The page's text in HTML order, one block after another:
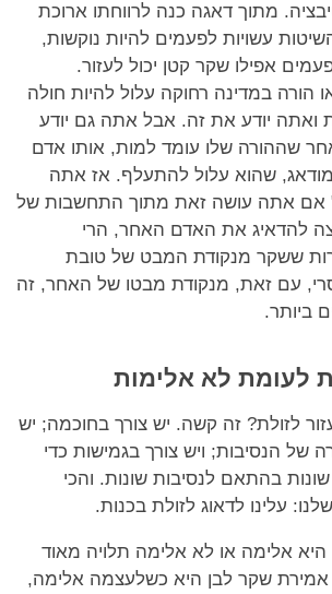
מתוך דאגה כנה לרווחתו ארוכת
עשויות לפעמים להיות נוקשות,
אפילו שקר קטן יכול לעזור.
הורה במדינה רחוקה עלול להיות חולה
ואתה יודע את זה. אבל אתה גם יודע
שההורה שלו עומד למות, אותו אדם
שהוא עלול להתעלף. אז אתה
אם אתה עושה זאת מתוך התחשבות של
להדאיג את האדם האחר, הרי
ששקר מנקודת המבט של טובת
עם זאת, מנקודת מבטו של האחר, זה
ביותר.
לעומת לא אלימות
לזולת? זה קשה. יש צורך בחוכמה; יש
של הנסיבות; ויש צורך בגמישות כדי
בהתאם לנסיבות שונות. והכי
עלינו לדאוג לזולת בכנות.
אלימה או לא אלימה תלויה מאוד
אמירת שקר לבן היא כשלעצמה אלימה,